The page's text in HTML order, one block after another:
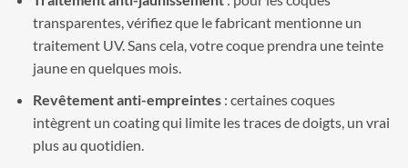
transparentes, vérifiez que le fabricant mentionne un
traitement UV. Sans cela, votre coque prendra une teinte
jaune en quelques mois.
Revêtement anti-empreintes: certaines coques
intègrent un coating qui limite les traces de doigts, un vrai
plus au quotidien.